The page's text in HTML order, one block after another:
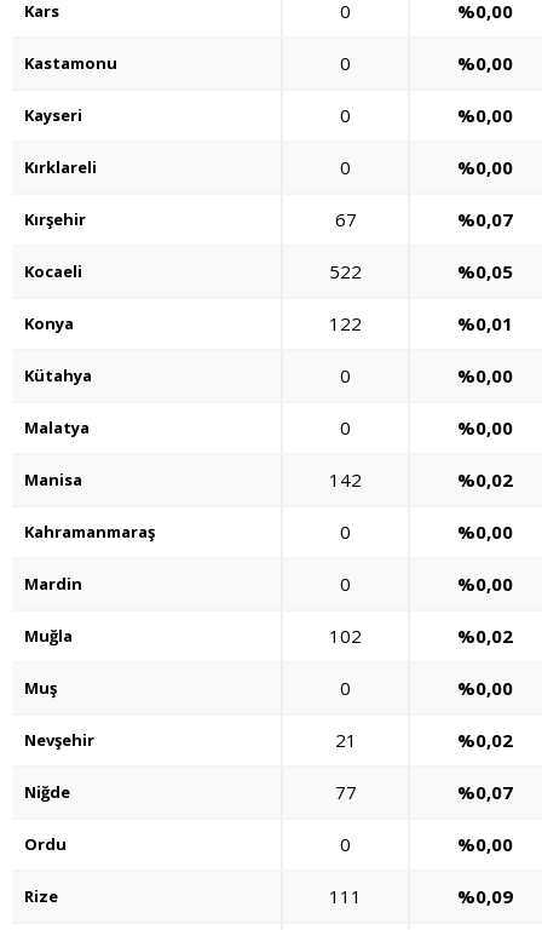
Kars 0 %0,00
Kastamonu 0 %0,00
Kayseri 0 %0,00
Kırklareli 0 %0,00
Kırşehir 67 %0,07
Kocaeli 522 %0,05
Konya 122 %0,01
Kütahya 0 %0,00
Malatya 0 %0,00
Manisa 142 %0,02
Kahramanmaraş 0 %0,00
Mardin 0 %0,00
Muğla 102 %0,02
Muş 0 %0,00
Nevşehir 21 %0,02
Niğde 77 %0,07
Ordu 0 %0,00
Rize 111 %0,09